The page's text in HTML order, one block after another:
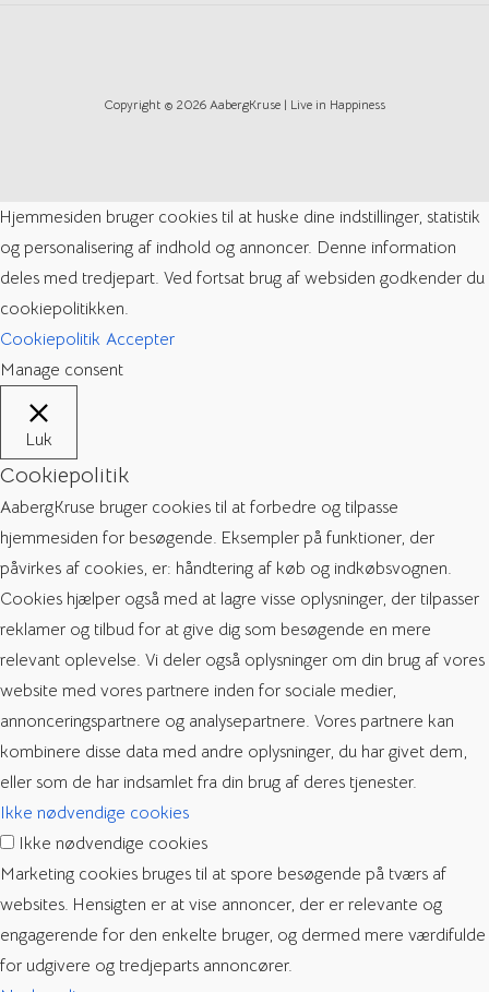
Copyright © 2026 AabergKruse | Live in Happiness
Hjemmesiden bruger cookies til at huske dine indstillinger, statistik
og personalisering af indhold og annoncer. Denne information
deles med tredjepart. Ved fortsat brug af websiden godkender du
cookiepolitikken.
Cookiepolitik Accepter
Manage consent
Luk
Cookiepolitik
AabergKruse bruger cookies til at forbedre og tilpasse
hjemmesiden for besøgende. Eksempler på funktioner, der
påvirkes af cookies, er: håndtering af køb og indkøbsvognen.
Cookies hjælper også med at lagre visse oplysninger, der tilpasser
reklamer og tilbud for at give dig som besøgende en mere
relevant oplevelse. Vi deler også oplysninger om din brug af vores
website med vores partnere inden for sociale medier,
annonceringspartnere og analysepartnere. Vores partnere kan
kombinere disse data med andre oplysninger, du har givet dem,
eller som de har indsamlet fra din brug af deres tjenester.
Ikke nødvendige cookies
Ikke nødvendige cookies
Marketing cookies bruges til at spore besøgende på tværs af
websites. Hensigten er at vise annoncer, der er relevante og
engagerende for den enkelte bruger, og dermed mere værdifulde
for udgivere og tredjeparts annoncører.